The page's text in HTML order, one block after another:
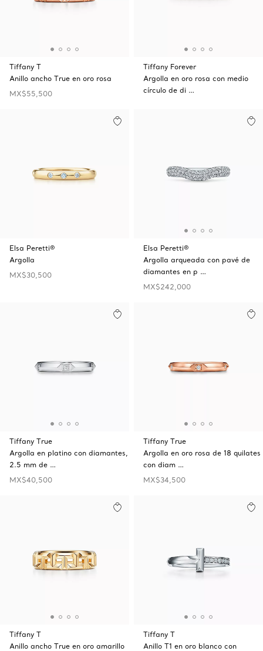
Tiffany T
Anillo ancho True en oro rosa
MX$55,500
Tiffany Forever
Argolla en oro rosa con medio
círculo de di …
Elsa Peretti®
Argolla
MX$30,500
Elsa Peretti®
Argolla arqueada con pavé de
diamantes en p …
MX$242,000
Tiffany True
Argolla en platino con diamantes,
2.5 mm de …
MX$40,500
Tiffany True
Argolla en oro rosa de 18 quilates
con diam …
MX$34,500
Tiffany T
Anillo ancho True en oro amarillo
Tiffany T
Anillo T1 en oro blanco con